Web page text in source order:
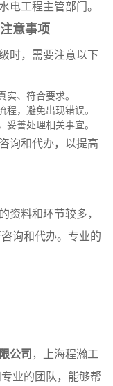
电工程主管部门。
意事项
时，需要注意以下
实、符合要求。
，避免出现错误。
善处理相关事宜。
询和代办，以提高
资料和环节较多，
询和代办。专业的
公司 ，上海程瀚工
业的团队，能够帮